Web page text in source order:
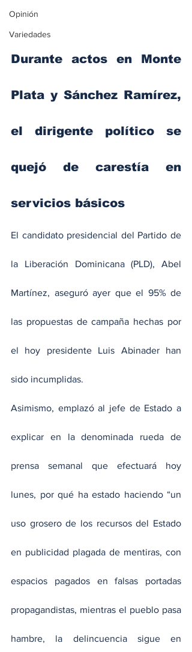
Opinión
Variedades
Durante actos en Monte
Plata y Sánchez Ramírez,
el dirigente político se
quejó de carestía en
servicios básicos
El candidato presidencial del Partido de
la Liberación Dominicana (PLD), Abel
Martínez, aseguró ayer que el 95% de
las propuestas de campaña hechas por
el hoy presidente Luis Abinader han
sido incumplidas.
Asimismo, emplazó al jefe de Estado a
explicar en la denominada rueda de
prensa semanal que efectuará hoy
lunes, por qué ha estado haciendo “un
uso grosero de los recursos del Estado
en publicidad plagada de mentiras, con
espacios pagados en falsas portadas
propagandistas, mientras el pueblo pasa
hambre, la delincuencia sigue en